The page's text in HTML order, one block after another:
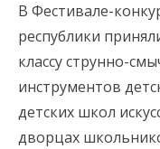
В Фестивале-
республики
классу струнно-
инструментов
детских школ
дворцах